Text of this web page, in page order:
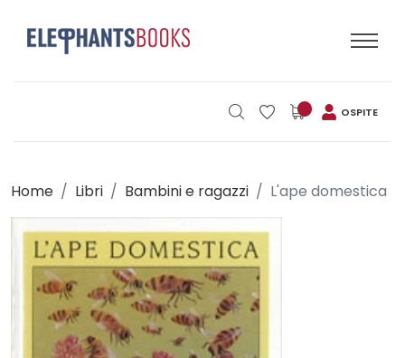
OSPITE
Home Libri Bambini e ragazzi L'ape domestica